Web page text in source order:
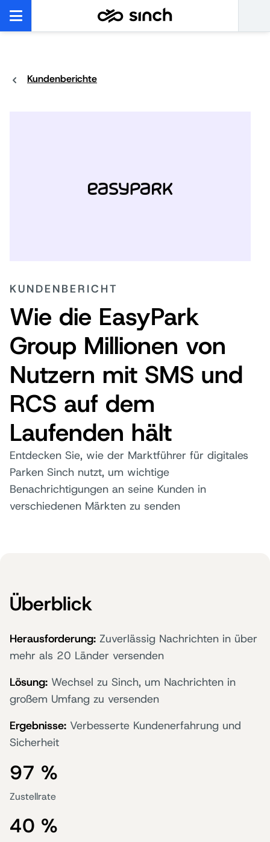
Kundenberichte
KUNDENBERICHT
Wie die EasyPark
Group Millionen von
Nutzern mit SMS und
RCS auf dem
Laufenden hält
Entdecken Sie, wie der Marktführer für digitales
Parken Sinch nutzt, um wichtige
Benachrichtigungen an seine Kunden in
verschiedenen Märkten zu senden
Überblick
Herausforderung: Zuverlässig Nachrichten in über
mehr als 20 Länder versenden
Lösung: Wechsel zu Sinch, um Nachrichten in
großem Umfang zu versenden
Ergebnisse: Verbesserte Kundenerfahrung und
Sicherheit
97 %
Zustellrate
40 %